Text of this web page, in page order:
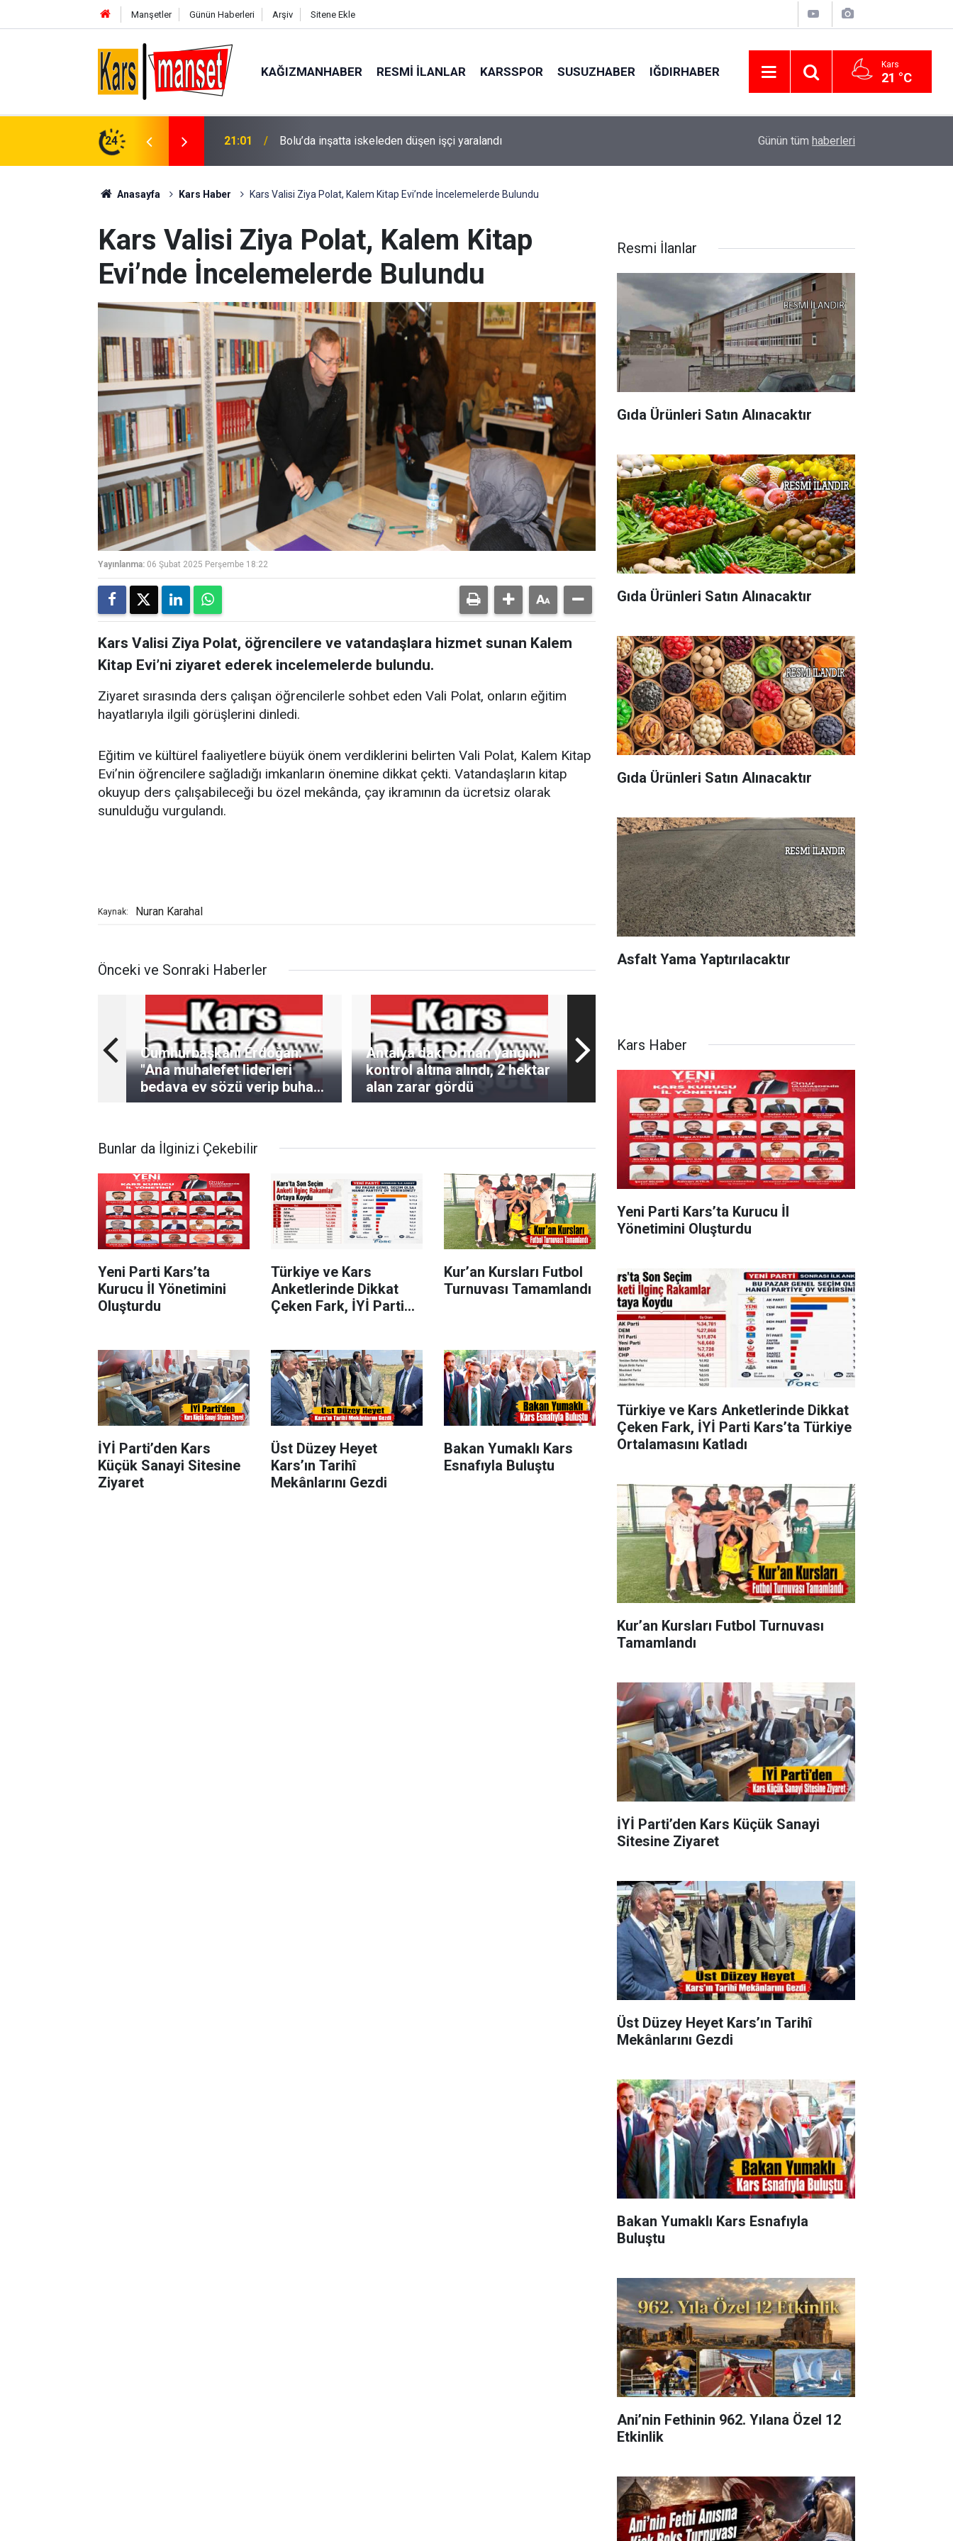
Manşetler Günün Haberleri Arşiv Sitene Ekle
KAĞIZMANHABER RESMI İLANLAR KARSSPOR SUSUZHABER IĞDIRHABER Kars
21 °C
24 21:01 Ordu’da motosiklet devrildi, sürücü yaralandı Malatya’da uyuşturucu operasyonu: 11
Günün tüm haberleri
Anasayfa Kars Haber Kars Valisi Ziya Polat, Kalem Kitap Evi’nde İncelemelerde Bulundu
Kars Valisi Ziya Polat, Kalem Kitap
Evi’nde İncelemelerde Bulundu
Yayınlanma: 06 Şubat 2025 Perşembe 18:22
Kars Valisi Ziya Polat, öğrencilere ve vatandaşlara hizmet sunan Kalem
Kitap Evi’ni ziyaret ederek incelemelerde bulundu.
Ziyaret sırasında ders çalışan öğrencilerle sohbet eden Vali Polat, onların eğitim
hayatlarıyla ilgili görüşlerini dinledi.
Eğitim ve kültürel faaliyetlere büyük önem verdiklerini belirten Vali Polat, Kalem Kitap
Evi’nin öğrencilere sağladığı imkanların önemine dikkat çekti. Vatandaşların kitap
okuyup ders çalışabileceği bu özel mekânda, çay ikramının da ücretsiz olarak
sunulduğu vurgulandı.
Kaynak: Nuran Karahal
Önceki ve Sonraki Haberler
Cumhurbaşkanı Erdoğan:
"Ana muhalefet liderleri
bedava ev sözü verip buhar
olup uçtular"
Antalya’daki orman yangını
kontrol altına alındı, 2 hektar
alan zarar gördü
Bunlar da İlginizi Çekebilir
Yeni Parti Kars’ta
Kurucu İl Yönetimini
Oluşturdu
Türkiye ve Kars
Anketlerinde Dikkat
Çeken Fark, İYİ Parti
Kur’an Kursları Futbol
Turnuvası Tamamlandı
İYİ Parti’den Kars
Küçük Sanayi Sitesine
Ziyaret
Üst Düzey Heyet
Kars’ın Tarihî
Mekânlarını Gezdi
Bakan Yumaklı Kars
Esnafıyla Buluştu
Resmi İlanlar
Gıda Ürünleri Satın Alınacaktır
Gıda Ürünleri Satın Alınacaktır
Gıda Ürünleri Satın Alınacaktır
Asfalt Yama Yaptırılacaktır
Kars Haber
Yeni Parti Kars’ta Kurucu İl
Yönetimini Oluşturdu
Türkiye ve Kars Anketlerinde Dikkat
Çeken Fark, İYİ Parti Kars’ta Türkiye
Ortalamasını Katladı
Kur’an Kursları Futbol Turnuvası
Tamamlandı
İYİ Parti’den Kars Küçük Sanayi
Sitesine Ziyaret
Üst Düzey Heyet Kars’ın Tarihî
Mekânlarını Gezdi
Bakan Yumaklı Kars Esnafıyla
Buluştu
Ani’nin Fethinin 962. Yılana Özel 12
Etkinlik